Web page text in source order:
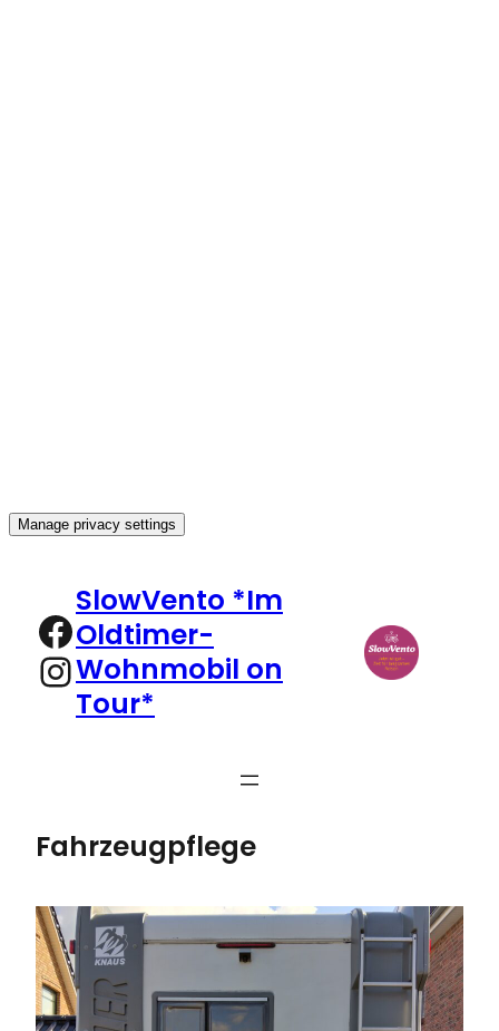
Manage privacy settings
springen
Facebook
Instagram
SlowVento *Im
Oldtimer-
Wohnmobil on
Tour*
Fahrzeugpflege